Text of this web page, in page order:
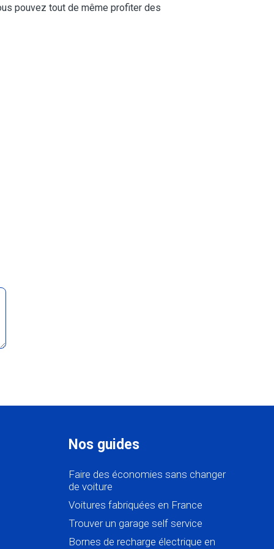
pouvez tout de même profiter des
Nos guides
Faire des économies sans changer
de voiture
Voitures fabriquées en France
Trouver un garage self service
Bornes de recharge électrique en